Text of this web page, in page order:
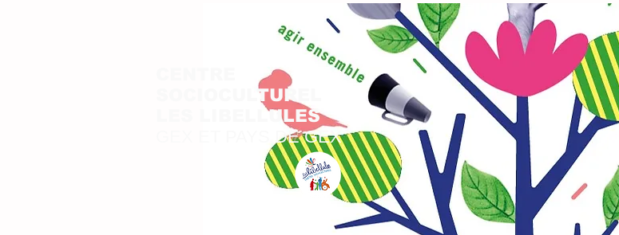
SOCIOCULTUREL
LES LIBELLULES
GEX ET PAYS DE GEX